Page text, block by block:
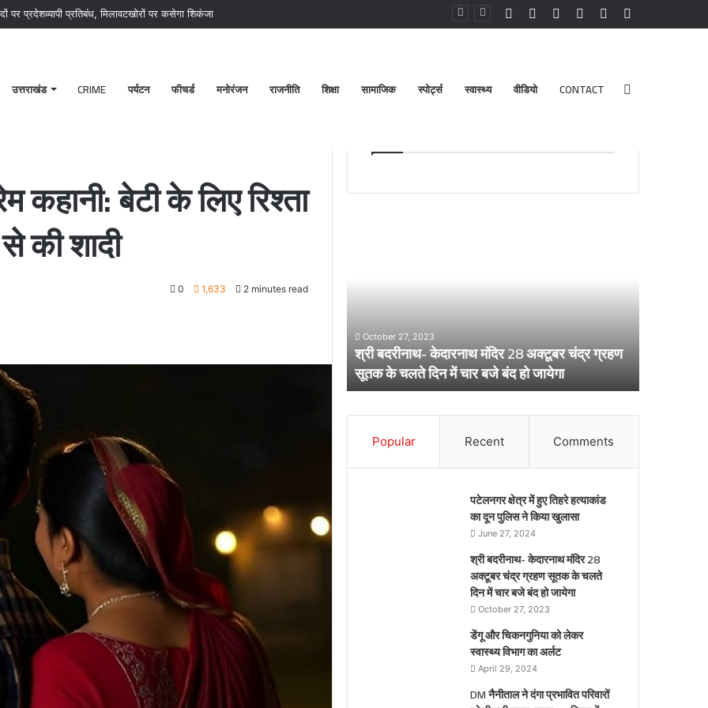
पर प्रदेशव्यापी प्रतिबंध, मिलावटखोरों पर कसेगा शिकंजा
Random
Log
Instagram
YouTube
Facebook
उत्तराखंड CRIME पर्यटन फीचर्ड मनोरंजन राजनीति शिक्षा सामाजिक स्पोर्ट्स स्वास्थ्य वीडियो CONTACT
देखने गई मां ने ही दामाद से की शादी
कहानी: बेटी के लिए रिश्ता
की शादी
0 1,633 2 minutes read
क्षेत्र
में
किया खुलासा
ग्रहण
सूतक
के
चलते
October 27, 2023
श्री बदरीनाथ- केदारनाथ मंदिर 28 अक्टूबर चंद्र ग्रहण
सूतक के चलते दिन में चार बजे बंद हो जायेगा
Popular Recent Comments
पटेलनगर क्षेत्र में हुए तिहरे हत्याकांड
का दून पुलिस ने किया खुलासा
June 27, 2024
श्री बदरीनाथ- केदारनाथ मंदिर 28
अक्टूबर चंद्र ग्रहण सूतक के चलते
दिन में चार बजे बंद हो जायेगा
October 27, 2023
डेंगू और चिकनगुनिया को लेकर
स्वास्थ्य विभाग का अर्लट
April 29, 2024
DM नैनीताल ने दंगा प्रभावित परिवारों